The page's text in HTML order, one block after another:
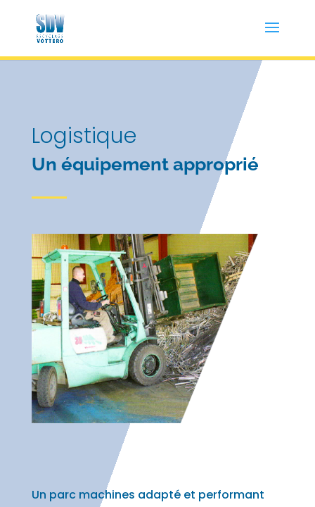
Logistique
Un équipement approprié
Un parc machines adapté et performant